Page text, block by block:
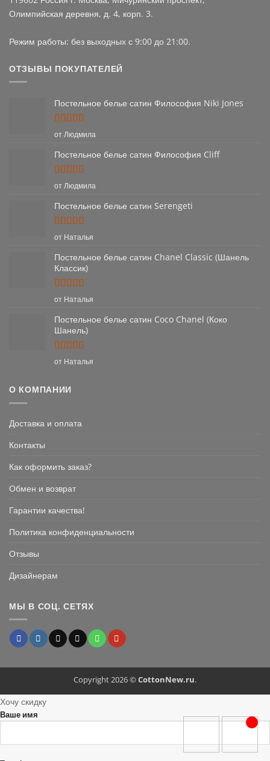
Олимпийская деревня, д. 4, корп. 3.
Режим работы: без выходных с 9:00 до 21:00.
ОТЗЫВЫ ПОКУПАТЕЛЕЙ
Постельное белье сатин Философия Niki Jones
Оценка5
от Людмила
Постельное белье сатин Философия Cliff
Оценка5
от Людмила
Постельное белье сатин Serengeti
Оценка5
от Наталья
Постельное белье сатин Chanel Classic (Шанель
Классик)
Оценка5
от Наталья
Постельное белье сатин Coco Chanel (Коко
Шанель)
Оценка5
от Наталья
О КОМПАНИИ
Доставка и оплата
Контакты
Как оформить заказ?
Обмен и возврат
Гарантии качества!
Политика конфиденциальности
Отзывы
Дизайнерам
МЫ В СОЦ. СЕТЯХ
Copyright 2026 ©CottonNew.ru.
Хочу скидку
Ваше имя